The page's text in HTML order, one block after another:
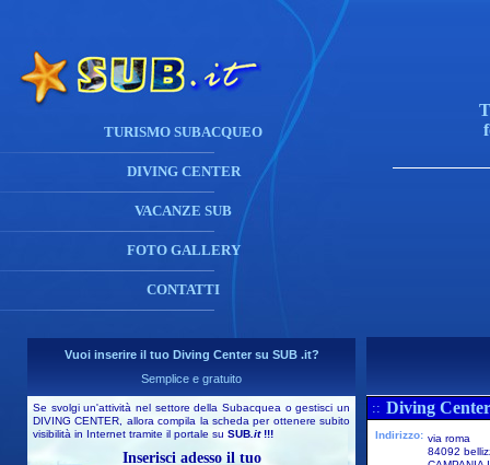
TURISMO SUBACQUEO
DIVING CENTER
VACANZE SUB
FOTO GALLERY
CONTATTI
Vuoi inserire il tuo Diving Center su SUB .it?
Semplice e gratuito
Se svolgi un'attività nel settore della Subacquea o gestisci un
DIVING CENTER, allora compila la scheda per ottenere subito
visibilità in Internet tramite il portale su SUB .it!!!
Inserisci adesso il tuo
:: Diving
Indirizzo: via roma
84092